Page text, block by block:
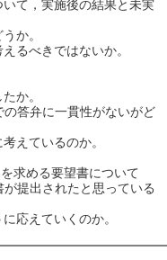
て，実施後の結果と未実
か。
べきではないか。
か。
答弁に一貫性がないがど
えているのか。
求める要望書について
提出されたと思っている
えていくのか。